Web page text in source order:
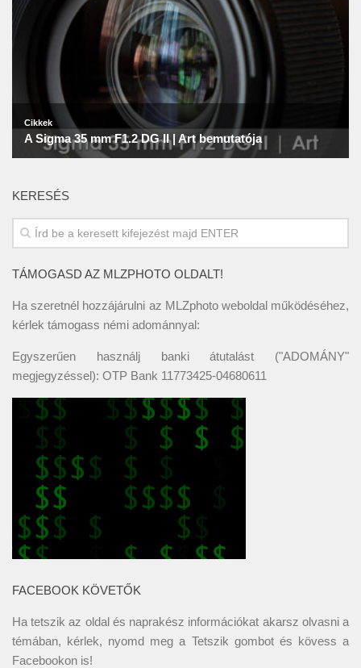
KERESÉS
TÁMOGASD AZ MLZPHOTO OLDALT!
Ha szeretnél hozzájárulni az MLZphoto weboldal működéséhez,
kérlek támogass némi adománnyal:
Egyszerűen használj banki átutalást ("ADOMÁNY"
megjegyzéssel): OTP Bank 11773425-04680611
FACEBOOK KÖVETŐK
Ha tetszik az oldal és naprakész információkat akarsz olvasni a
témában, kérlek, nyomd meg a Tetszik gombot és kövess a
Facebookon is!